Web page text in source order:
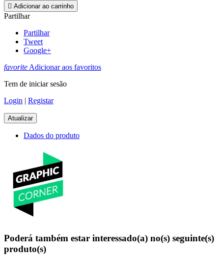
 Adicionar ao carrinho
Partilhar
Partilhar
Tweet
Google+
favoriteAdicionar aos favoritos
Tem de iniciar sesão
Login | Registar
Dados do produto
Poderá também estar interessado(a) no(s) seguinte(s)
produto(s)